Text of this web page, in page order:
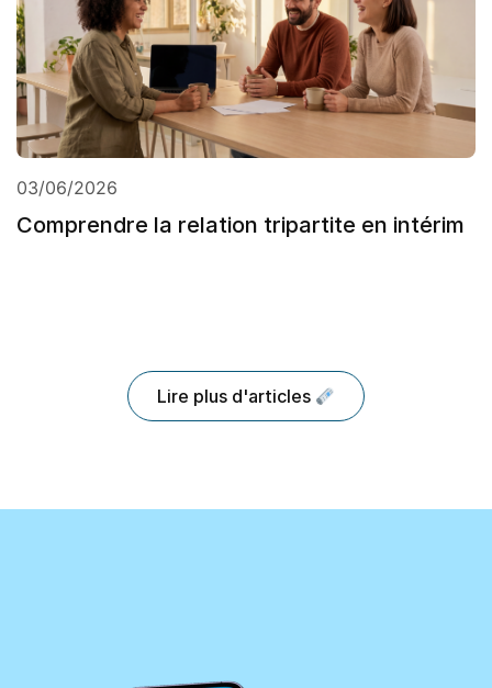
03/06/2026
Comprendre la relation tripartite en intérim
Lire plus d'articles